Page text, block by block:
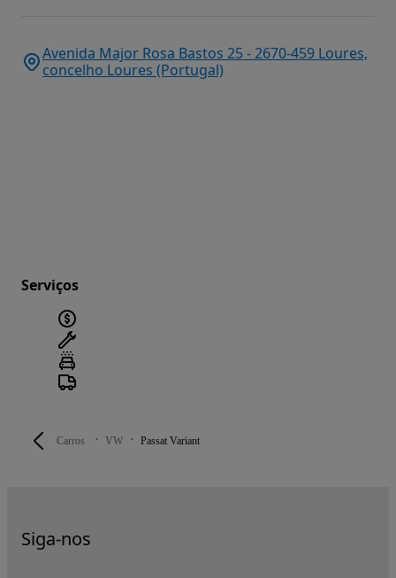
Carros VW Passat Variant
Avenida Major Rosa Bastos 25 - 2670-459 Loures,
concelho Loures (Portugal)
Serviços
Siga-nos